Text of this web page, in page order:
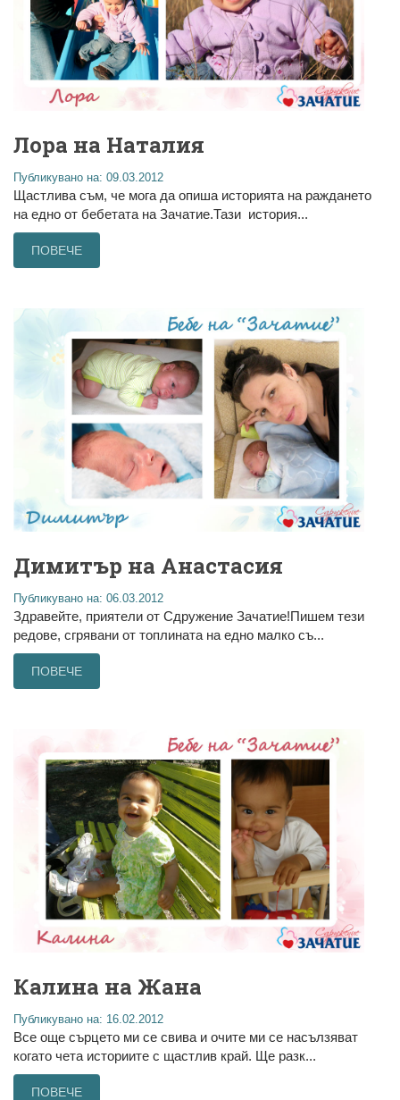
Лора на Наталия
Публикувано на: 09.03.2012
Щастлива съм, че мога да опиша историята на раждането
на едно от бебетата на Зачатие.Тази история...
ПОВЕЧЕ
Димитър на Анастасия
Публикувано на: 06.03.2012
Здравейте, приятели от Сдружение Зачатие!Пишем тези
редове, сгрявани от топлината на едно малко съ...
ПОВЕЧЕ
Калина на Жана
Публикувано на: 16.02.2012
Все още сърцето ми се свива и очите ми се насълзяват
когато чета историите с щастлив край. Ще разк...
ПОВЕЧЕ